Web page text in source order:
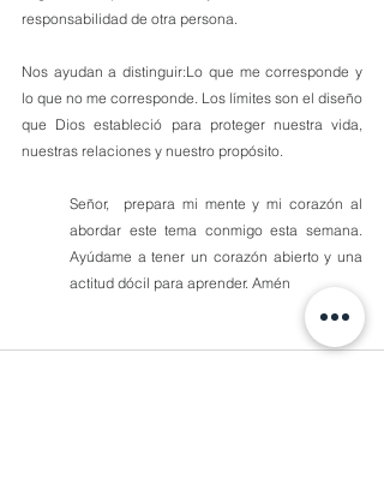
responsabilidad de otra persona.
Nos ayudan a distinguir:Lo que me corresponde y
lo que no me corresponde. Los límites son el diseño
que Dios estableció para proteger nuestra vida,
nuestras relaciones y nuestro propósito.
Señor,  prepara mi mente y mi corazón al
abordar este tema conmigo esta semana.
Ayúdame a tener un corazón abierto y una
actitud dócil para aprender. Amén